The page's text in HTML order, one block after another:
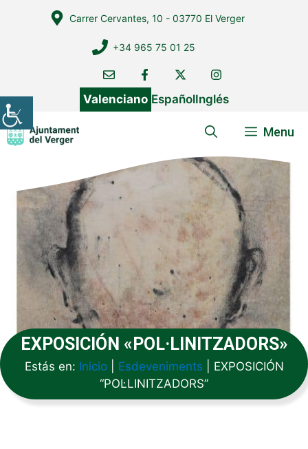
Carrer Cervantes, 10 - 03770 El Verger
+34 965 75 01 25
Valenciano EspañolInglés
Menu
EXPOSICIÓN «POL·LINITZADORS»
Estás en: Inicio| Esdeveniments
EXPOSICIÓN
“POL·LINITZADORS”